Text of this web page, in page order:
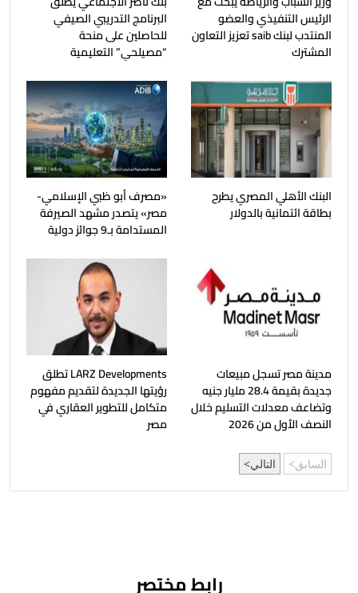
الرئيس التنفيذي والعضو
المنتدب لبنك saib تعزيز التعاون
المشترك
البرنامج التدريبي الصيفي
للحاصلين على منحة
“مصيلحي” التعليمية
البنك الأهلي المصري يطرح
بطاقة ائتمانية بالدولار
«مصرف أبو ظبي الإسلامي-
مصر» يتصدر مشهد الصيرفة
المستدامة بـ9 جوائز دولية
مدينة مصر تسجل مبيعات
جديدة بقيمة 28.4 مليار جنيه
وتضاعف معدلات التسليم خلال
النصف الأول من 2026
LARZ Developments تطلق
رؤيتها الجديدة لتقديم مفهوم
متكامل للتطوير العقاري في
مصر
السابق التالي
رابط مختصر